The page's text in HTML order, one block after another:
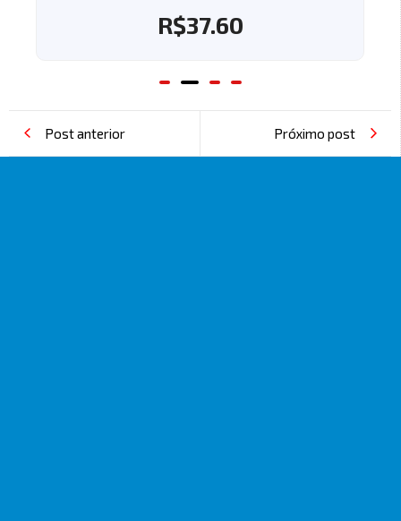
R$37.60
Post anterior Próximo post